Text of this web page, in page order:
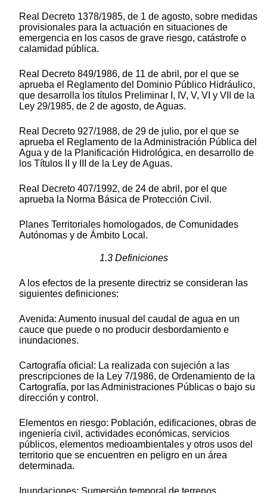
Real Decreto 1378/1985, de 1 de agosto, sobre medidas
provisionales para la actuación en situaciones de
emergencia en los casos de grave riesgo, catástrofe o
calamidad pública.
Real Decreto 849/1986, de 11 de abril, por el que se
aprueba el Reglamento del Dominio Público Hidráulico,
que desarrolla los títulos Preliminar I, IV, V, VI y VII de la
Ley 29/1985, de 2 de agosto, de Aguas.
Real Decreto 927/1988, de 29 de julio, por el que se
aprueba el Reglamento de la Administración Pública del
Agua y de la Planificación Hidrológica, en desarrollo de
los Títulos II y III de la Ley de Aguas.
Real Decreto 407/1992, de 24 de abril, por el que
aprueba la Norma Básica de Protección Civil.
Planes Territoriales homologados, de Comunidades
Autónomas y de Ámbito Local.
1.3 Definiciones
A los efectos de la presente directriz se consideran las
siguientes definiciones:
Avenida: Aumento inusual del caudal de agua en un
cauce que puede o no producir desbordamiento e
inundaciones.
Cartografía oficial: La realizada con sujeción a las
prescripciones de la Ley 7/1986, de Ordenamiento de la
Cartografía, por las Administraciones Públicas o bajo su
dirección y control.
Elementos en riesgo: Población, edificaciones, obras de
ingeniería civil, actividades económicas, servicios
públicos, elementos medioambientales y otros usos del
territorio que se encuentren en peligro en un área
determinada.